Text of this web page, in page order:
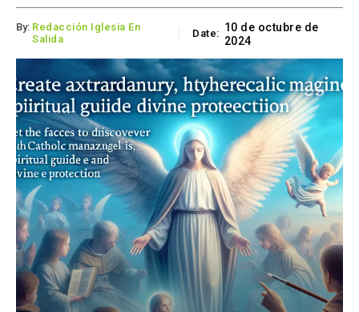
By: Redacción Iglesia En
Salida
Date: 10 de octubre de
2024